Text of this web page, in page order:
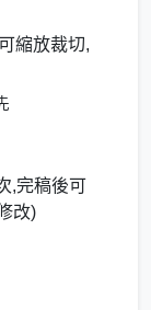
縮放裁切,
,完稿後可
改)